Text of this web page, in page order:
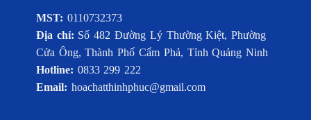
MST: 0110732373
Địa chỉ: Số 482 Đường Lý Thường Kiệt, Phường
Cửa Ông, Thành Phố Cẩm Phả, Tỉnh Quảng Ninh
Hotline: 0833 299 222
Email: hoachatthinhphuc@gmail.com